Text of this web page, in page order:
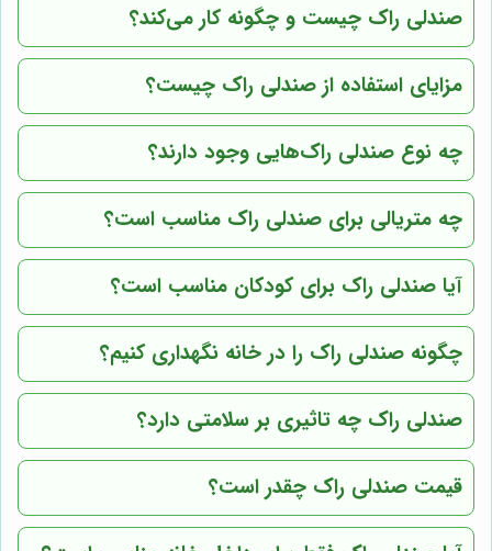
صندلی راک چیست و چگونه کار می‌کند؟
مزایای استفاده از صندلی راک چیست؟
چه نوع صندلی راک‌هایی وجود دارند؟
چه متریالی برای صندلی راک مناسب است؟
آیا صندلی راک برای کودکان مناسب است؟
چگونه صندلی راک را در خانه نگهداری کنیم؟
صندلی راک چه تاثیری بر سلامتی دارد؟
قیمت صندلی راک چقدر است؟